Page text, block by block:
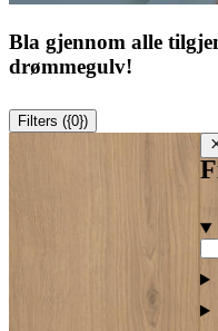
Bla gjennom alle
drømmegulv!
Filters ({0})